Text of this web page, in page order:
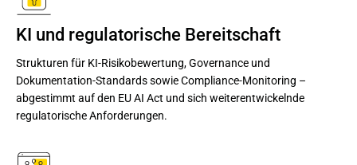
KI und regulatorische Bereitschaft
Strukturen für KI-Risikobewertung, Governance und
Dokumentation-Standards sowie Compliance-Monitoring –
abgestimmt auf den EU AI Act und sich weiterentwickelnde
regulatorische Anforderungen.